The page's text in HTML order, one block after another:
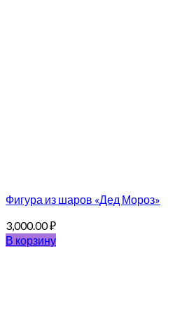
Фигура из шаров «Дед Мороз»
3,000.00₽
В корзину